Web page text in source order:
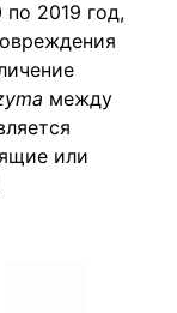
2019 год,
между
или